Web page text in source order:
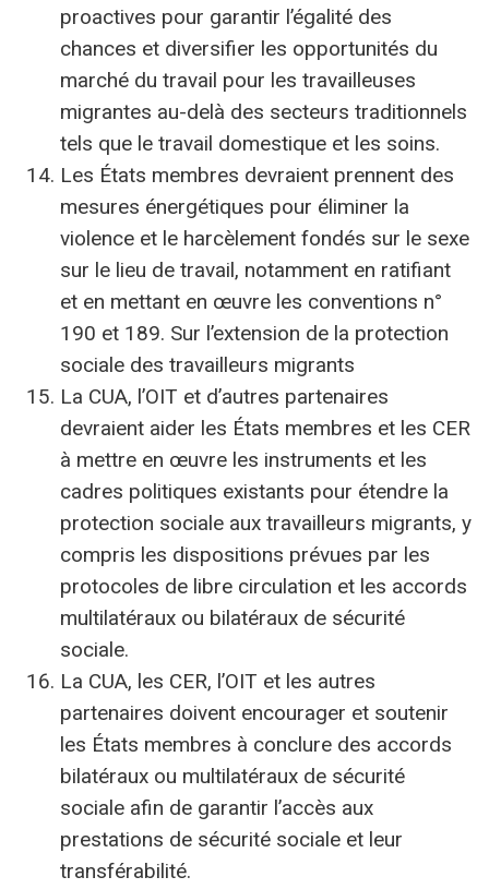
proactives pour garantir l’égalité des
chances et diversifier les opportunités du
marché du travail pour les travailleuses
migrantes au-delà des secteurs traditionnels
tels que le travail domestique et les soins.
Les États membres devraient prennent des
mesures énergétiques pour éliminer la
violence et le harcèlement fondés sur le sexe
sur le lieu de travail, notamment en ratifiant
et en mettant en œuvre les conventions n°
190 et 189. Sur l’extension de la protection
sociale des travailleurs migrants
La CUA, l’OIT et d’autres partenaires
devraient aider les États membres et les CER
à mettre en œuvre les instruments et les
cadres politiques existants pour étendre la
protection sociale aux travailleurs migrants, y
compris les dispositions prévues par les
protocoles de libre circulation et les accords
multilatéraux ou bilatéraux de sécurité
sociale.
La CUA, les CER, l’OIT et les autres
partenaires doivent encourager et soutenir
les États membres à conclure des accords
bilatéraux ou multilatéraux de sécurité
sociale afin de garantir l’accès aux
prestations de sécurité sociale et leur
transférabilité.